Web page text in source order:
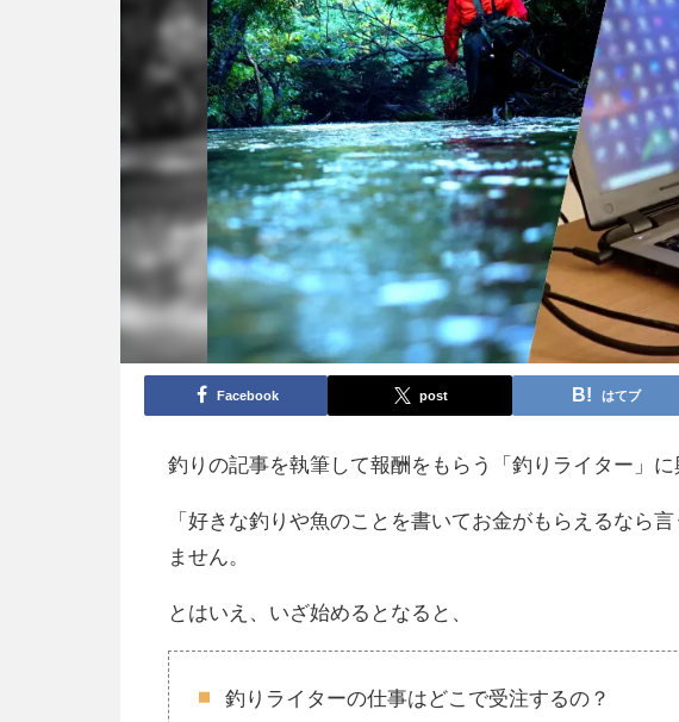
Facebook post はてブ
釣りの記事を執筆して報酬をもらう「釣りライター」に
「好きな釣りや魚のことを書いてお金がもらえるなら
ません。
とはいえ、いざ始めるとなると、
釣りライターの仕事はどこで受注するの？